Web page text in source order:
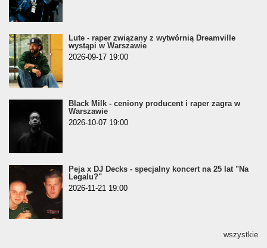
Lute - raper związany z wytwórnią Dreamville
wystąpi w Warszawie
2026-09-17 19:00
Black Milk - ceniony producent i raper zagra w
Warszawie
2026-10-07 19:00
Peja x DJ Decks - specjalny koncert na 25 lat "Na
Legalu?"
2026-11-21 19:00
wszystkie